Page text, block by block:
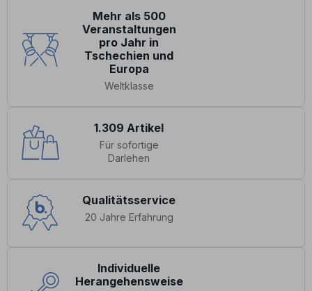
Mehr als 500
Veranstaltungen
pro Jahr in
Tschechien und
Europa
Weltklasse
1.309 Artikel
Für sofortige
Darlehen
Qualitätsservice
20 Jahre Erfahrung
Individuelle
Herangehensweise